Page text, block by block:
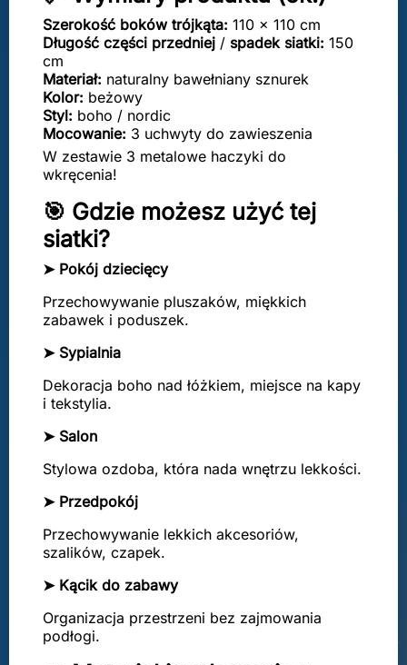
Szerokość boków trójkąta: 110 × 110 cm
Długość części przedniej / spadek siatki: 150
cm
Materiał: naturalny bawełniany sznurek
Kolor: beżowy
Styl: boho / nordic
Mocowanie: 3 uchwyty do zawieszenia
W zestawie 3 metalowe haczyki do
wkręcenia!
🎯 Gdzie możesz użyć tej
siatki?
➤ Pokój dziecięcy
Przechowywanie pluszaków, miękkich
zabawek i poduszek.
➤ Sypialnia
Dekoracja boho nad łóżkiem, miejsce na kapy
i tekstylia.
➤ Salon
Stylowa ozdoba, która nada wnętrzu lekkości.
➤ Przedpokój
Przechowywanie lekkich akcesoriów,
szalików, czapek.
➤ Kącik do zabawy
Organizacja przestrzeni bez zajmowania
podłogi.